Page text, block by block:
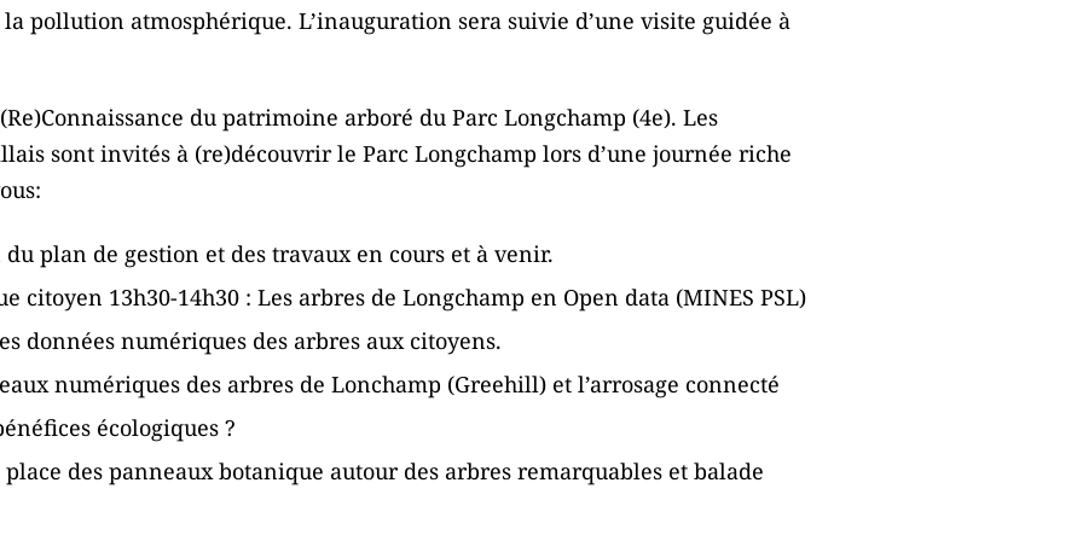
pollution atmosphérique. L’inauguration sera suivie d’une visite guidée à
du patrimoine arboré du Parc Longchamp (4e). Les
sont invités à (re)découvrir le Parc Longchamp lors d’une journée riche
plan de gestion et des travaux en cours et à venir.
citoyen 13h30-14h30 : Les arbres de Longchamp en Open data (MINES PSL)
données numériques des arbres aux citoyens.
numériques des arbres de Lonchamp (Greehill) et l’arrosage connecté
écologiques ?
place des panneaux botanique autour des arbres remarquables et balade